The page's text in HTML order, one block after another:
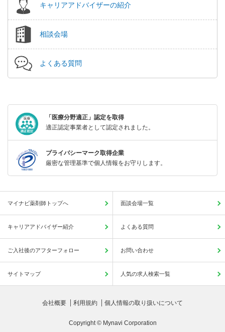
キャリアアドバイザーの紹介
相談会場
よくある質問
「医療分野適正」認定を取得
適正認定事業者として認定されました。
プライバシーマーク取得企業
厳密な管理基準で個人情報をお守りします。
マイナビ薬剤師トップへ 面談会場一覧
キャリアアドバイザー紹介 よくある質問
ご入社後のアフターフォロー お問い合わせ
サイトマップ 人気の求人検索一覧
会社概要 利用規約 個人情報の取り扱いについて
Copyright © Mynavi Corporation